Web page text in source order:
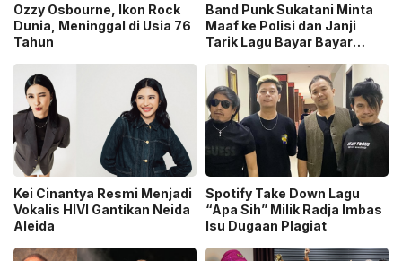
Ozzy Osbourne, Ikon Rock
Dunia, Meninggal di Usia 76
Tahun
Band Punk Sukatani Minta
Maaf ke Polisi dan Janji
Tarik Lagu Bayar Bayar
Kei Cinantya Resmi Menjadi
Vokalis HIVI Gantikan Neida
Aleida
Spotify Take Down Lagu
“Apa Sih” Milik Radja Imbas
Isu Dugaan Plagiat